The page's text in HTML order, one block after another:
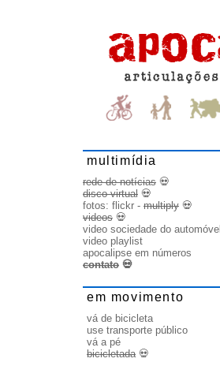
multimídia
rede de notícias 💀
disco virtual 💀
fotos: flickr - multiply 💀
videos 💀
video sociedade do automóvel
video playlist
apocalipse em números
contato 💀
em movimento
vá de bicicleta
use transporte público
vá a pé
bicicletada💀